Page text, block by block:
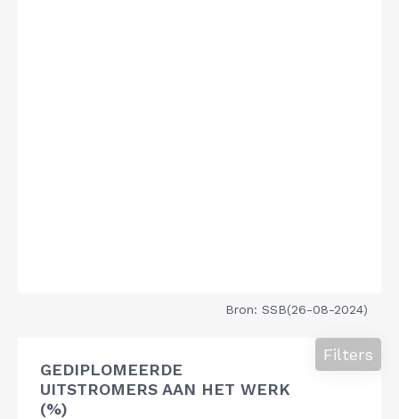
Bron: SSB(26-08-2024)
GEDIPLOMEERDE
UITSTROMERS AAN HET WERK
(%)
Filters